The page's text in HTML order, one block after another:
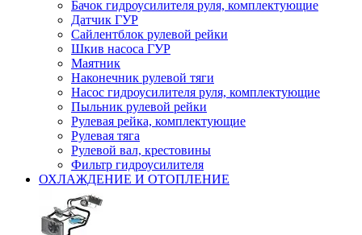
Бачок гидроусилителя руля, комплектующие
Датчик ГУР
Сайлентблок рулевой рейки
Шкив насоса ГУР
Маятник
Наконечник рулевой тяги
Насос гидроусилителя руля, комплектующие
Пыльник рулевой рейки
Рулевая рейка, комплектующие
Рулевая тяга
Рулевой вал, крестовины
Фильтр гидроусилителя
ОХЛАЖДЕНИЕ И ОТОПЛЕНИЕ